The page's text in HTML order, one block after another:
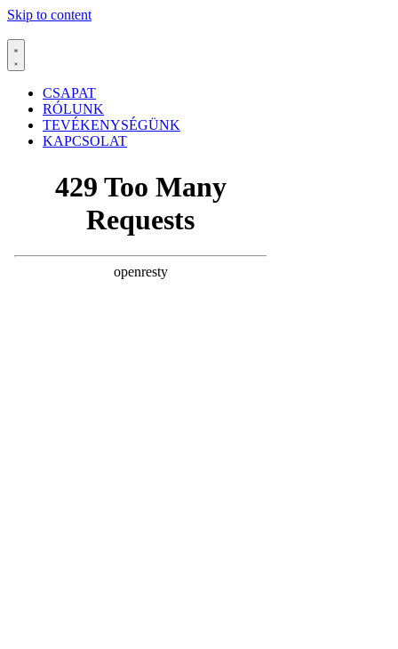
Skip to content
CSAPAT
RÓLUNK
TEVÉKENYSÉGÜNK
KAPCSOLAT